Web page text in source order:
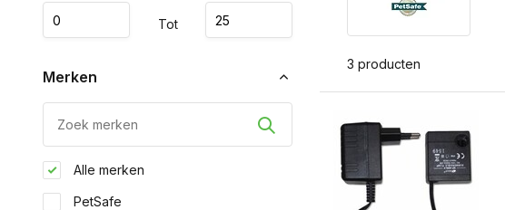
Tot
Merken
Alle merken
PetSafe
3 producten